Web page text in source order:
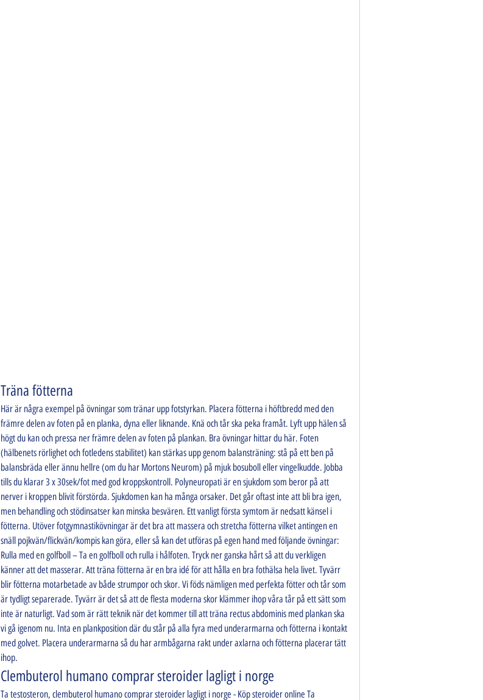
Träna fötterna
Här är några exempel på övningar som tränar upp fotstyrkan. Placera fötterna i höftbredd med den
främre delen av foten på en planka, dyna eller liknande. Knä och tår ska peka framåt. Lyft upp hälen så
högt du kan och pressa ner främre delen av foten på plankan. Bra övningar hittar du här. Foten
(hälbenets rörlighet och fotledens stabilitet) kan stärkas upp genom balansträning: stå på ett ben på
balansbräda eller ännu hellre (om du har Mortons Neurom) på mjuk bosuboll eller vingelkudde. Jobba
tills du klarar 3 x 30sek/fot med god kroppskontroll. Polyneuropati är en sjukdom som beror på att
nerver i kroppen blivit förstörda. Sjukdomen kan ha många orsaker. Det går oftast inte att bli bra igen,
men behandling och stödinsatser kan minska besvären. Ett vanligt första symtom är nedsatt känsel i
fötterna. Utöver fotgymnastikövningar är det bra att massera och stretcha fötterna vilket antingen en
snäll pojkvän/flickvän/kompis kan göra, eller så kan det utföras på egen hand med följande övningar:
Rulla med en golfboll – Ta en golfboll och rulla i hålfoten. Tryck ner ganska hårt så att du verkligen
känner att det masserar. Att träna fötterna är en bra idé för att hålla en bra fothälsa hela livet. Tyvärr
blir fötterna motarbetade av både strumpor och skor. Vi föds nämligen med perfekta fötter och tår som
är tydligt separerade. Tyvärr är det så att de flesta moderna skor klämmer ihop våra tår på ett sätt som
inte är naturligt. Vad som är rätt teknik när det kommer till att träna rectus abdominis med plankan ska
vi gå igenom nu. Inta en plankposition där du står på alla fyra med underarmarna och fötterna i kontakt
med golvet. Placera underarmarna så du har armbågarna rakt under axlarna och fötterna placerar tätt
ihop.
Clembuterol humano comprar steroider lagligt i norge
Ta testosteron, clembuterol humano comprar steroider lagligt i norge - Köp steroider online Ta